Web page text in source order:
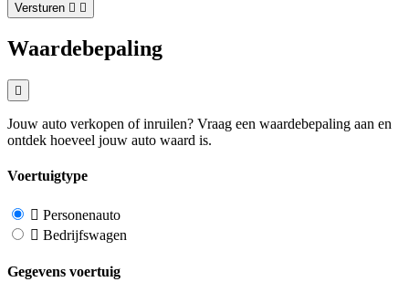
Versturen
Waardebepaling
Jouw auto verkopen of inruilen? Vraag een waardebepaling aan en
ontdek hoeveel jouw auto waard is.
Voertuigtype
Personenauto
Bedrijfswagen
Gegevens voertuig